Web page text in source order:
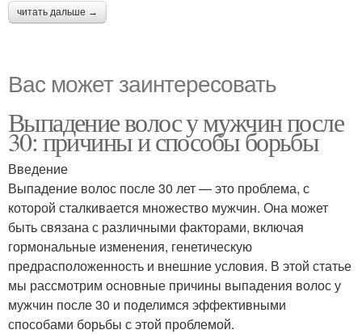
читать дальше →
Вас может заинтересовать
Выпадение волос у мужчин после
30: причины и способы борьбы
Введение
Выпадение волос после 30 лет — это проблема, с
которой сталкивается множество мужчин. Она может
быть связана с различными факторами, включая
гормональные изменения, генетическую
предрасположенность и внешние условия. В этой статье
мы рассмотрим основные причины выпадения волос у
мужчин после 30 и поделимся эффективными
способами борьбы с этой проблемой.